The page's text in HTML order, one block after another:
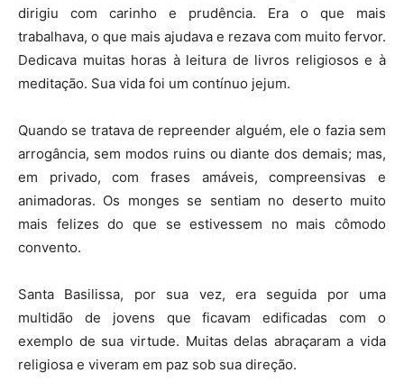
dirigiu com carinho e prudência. Era o que mais
trabalhava, o que mais ajudava e rezava com muito fervor.
Dedicava muitas horas à leitura de livros religiosos e à
meditação. Sua vida foi um contínuo jejum.
Quando se tratava de repreender alguém, ele o fazia sem
arrogância, sem modos ruins ou diante dos demais; mas,
em privado, com frases amáveis, compreensivas e
animadoras. Os monges se sentiam no deserto muito
mais felizes do que se estivessem no mais cômodo
convento.
Santa Basilissa, por sua vez, era seguida por uma
multidão de jovens que ficavam edificadas com o
exemplo de sua virtude. Muitas delas abraçaram a vida
religiosa e viveram em paz sob sua direção.